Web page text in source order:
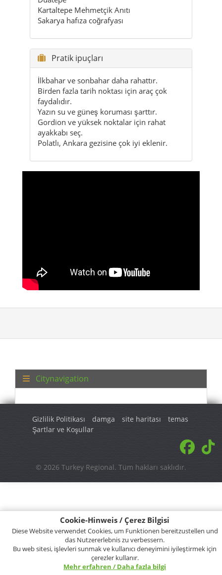
Cookie-Hinweis / Çerez Bilgisi
Diese Website verwendet Cookies, um Funktionen bereitzustellen und
das Nutzererlebnis zu verbessern.
Bu web sitesi, işlevleri sunmak ve kullanıcı deneyimini iyileştirmek için
çerezler kullanır.
Mehr erfahren / Daha fazla bilgi
Pratik ipuçları
İlkbahar ve sonbahar daha rahattır.
Birden fazla tarih noktası için araç çok
faydalıdır.
Yazın su ve güneş koruması şarttır.
Gordion ve yüksek noktalar için rahat
ayakkabı seç.
Polatlı, Ankara gezisine çok iyi eklenir.
Gizlilik Politikası damga site haritası
temas
Şartlar ve Koşullar
© 2026 Turkey Regional. Tüm hakları saklıdır.